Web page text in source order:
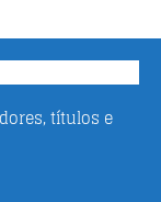
títulos e